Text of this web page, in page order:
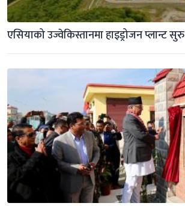
एसियाको उज्वेकिस्तानमा हाइड्रोजन प्लान्ट सुरु